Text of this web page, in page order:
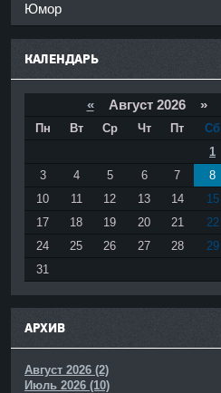
Юмор
КАЛЕНДАРЬ
«Август 2026 »
Пн Вт Ср Чт Пт Сб
1
3
4 5 6 7 8
10
11 12 13 14 15
17
18 19 20 21 22
24
25 26 27 28 29
31
АРХИВ
Август 2026 (2)
Июль 2026 (10)